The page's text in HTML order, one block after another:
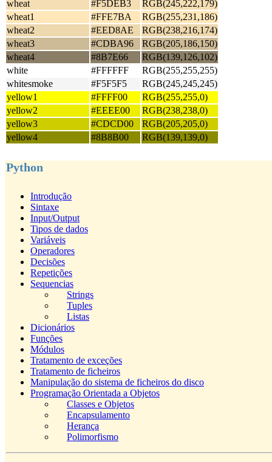
wheat
#F5DEB3
RGB(245,222,179)
wheat1
#FFE7BA
RGB(255,231,186)
wheat2
#EED8AE
RGB(238,216,174)
wheat3
#CDBA96
RGB(205,186,150)
wheat4
#8B7E66
RGB(139,126,102)
white
#FFFFFF
RGB(255,255,255)
whitesmoke
#F5F5F5
RGB(245,245,245)
yellow1
#FFFF00
RGB(255,255,0)
yellow2
#EEEE00
RGB(238,238,0)
yellow3
#CDCD00
RGB(205,205,0)
yellow4
#8B8B00 RGB(139,139,0)
Python
Introdução
Sintaxe
Input/Output
Tipos de dados
Variáveis
Operadores
Decisões
Repetições
Sequencias
Strings
Tuples
Listas
Dicionários
Funções
Módulos
Tratamento de exceções
Tratamento de ficheiros
Manipulação do sistema de ficheiros do disco
Programação Orientada a Objetos
Classes e Objetos
Encapsulamento
Herança
Polimorfismo